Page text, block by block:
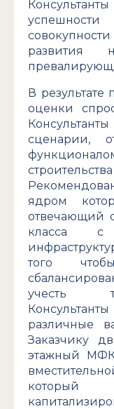
развития
В
оценки
сценарии,
ядром
отвечающий
класса с
того
учесть
различные
Заказчику
этажный
который